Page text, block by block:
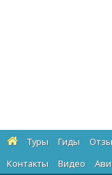
Туры Гиды
Контакты
Видео